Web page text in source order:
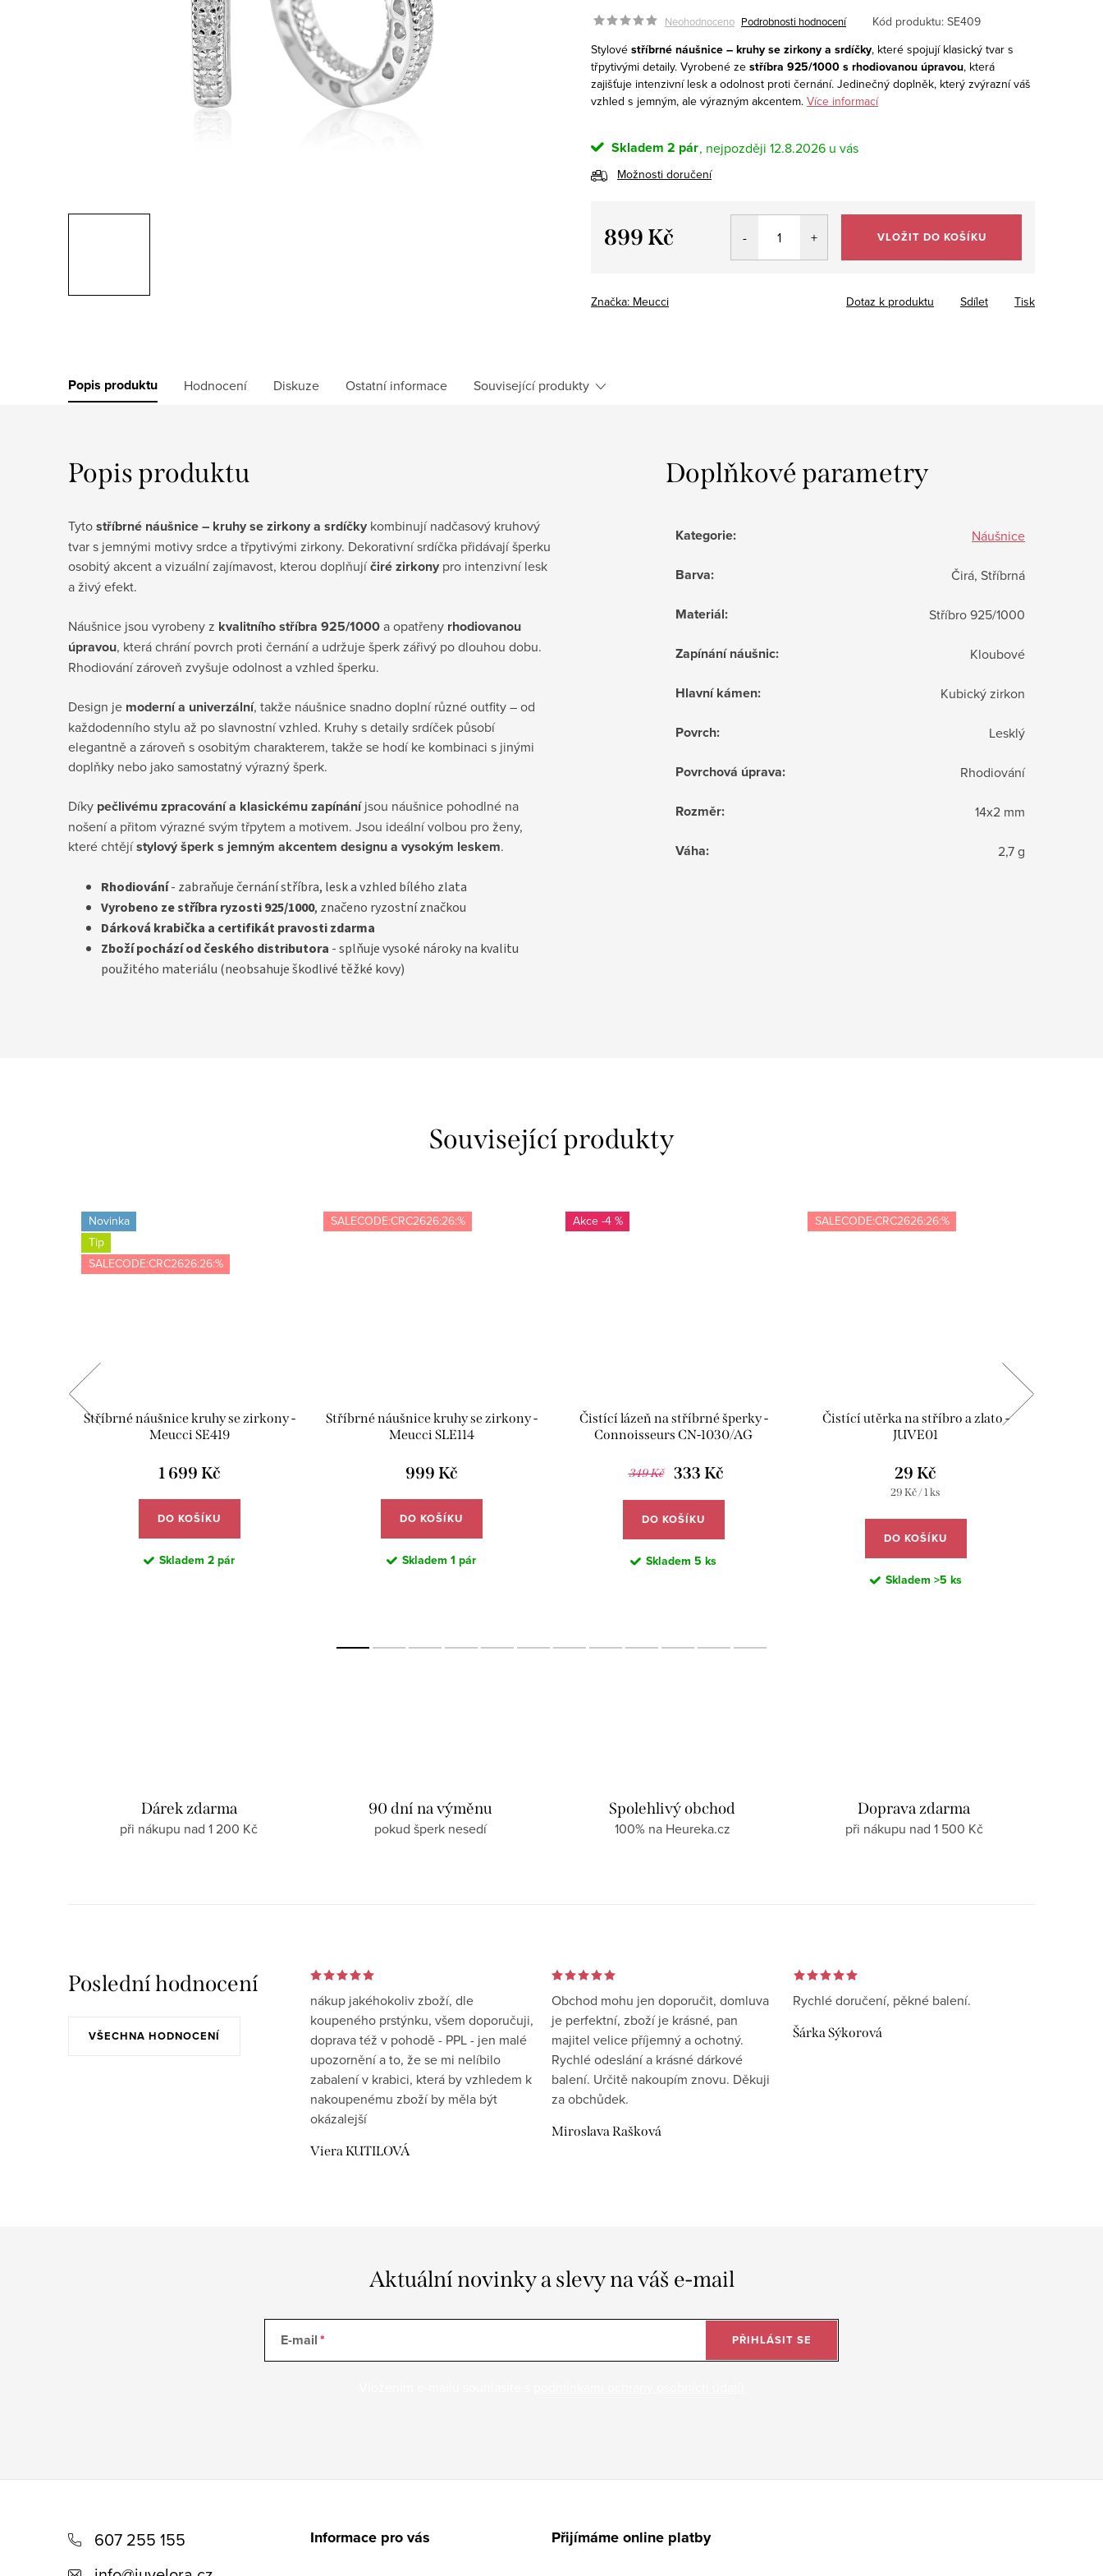
Neohodnoceno Podrobnosti hodnocení Kód produktu: SE409
Stylové stříbrné náušnice – kruhy se zirkony a srdíčky, které spojují klasický tvar s
třpytivými detaily. Vyrobené ze stříbra 925/1000 s rhodiovanou úpravou, která
zajišťuje intenzivní lesk a odolnost proti černání. Jedinečný doplněk, který zvýrazní váš
vzhled s jemným, ale výrazným akcentem. Více informací
Skladem 2 pár 12.8.2026
Možnosti doručení
899 Kč VLOŽIT DO KOŠÍKU
Značka: Meucci Tisk
Dotaz k produktu Sdílet
Popis produktu Hodnocení Diskuze Ostatní informace Související produkty
Popis produktu
Tytostříbrné náušnice – kruhy se zirkony a srdíčky kombinují nadčasový kruhový
tvar s jemnými motivy srdce a třpytivými zirkony. Dekorativní srdíčka přidávají šperku
osobitý akcent a vizuální zajímavost, kterou doplňujíčiré zirkony pro intenzivní lesk
a živý efekt.
Náušnice jsou vyrobeny z kvalitního stříbra 925/1000a opatřeny rhodiovanou
úpravou, která chrání povrch proti černání a udržuje šperk zářivý po dlouhou dobu.
Rhodiování zároveň zvyšuje odolnost a vzhled šperku.
Design je moderní a univerzální, takže náušnice snadno doplní různé outfity – od
každodenního stylu až po slavnostní vzhled. Kruhy s detaily srdíček působí
elegantně a zároveň s osobitým charakterem, takže se hodí ke kombinaci s jinými
doplňky nebo jako samostatný výrazný šperk.
Díky pečlivému zpracování a klasickému zapínáníjsou náušnice pohodlné na
nošení a přitom výrazné svým třpytem a motivem. Jsou ideální volbou pro ženy,
které chtějístylový šperk s jemným akcentem designu a vysokým leskem.
Rhodiování- zabraňuje černání stříbra, lesk a vzhled bílého zlata
Vyrobeno ze stříbra ryzosti 925/1000, značeno ryzostní značkou
Dárková krabička a certifikát pravostizdarma
Zboží pochází od českého distributora - splňuje vysoké nároky na kvalitu
použitého materiálu (neobsahuje škodlivé těžké kovy)
Doplňkové parametry
Kategorie: Náušnice
Barva: Čirá, Stříbrná
Materiál: Stříbro 925/1000
Zapínání náušnic: Kloubové
Hlavní kámen: Kubický zirkon
Povrch: Lesklý
Povrchová úprava: Rhodiování
Rozměr: 14x2 mm
Váha: 2,7 g
Související produkty
Novinka
Tip
SALECODE:CRC2626:26:%
Stříbrné náušnice kruhy se zirkony -
Meucci SE419
1 699 Kč
DO KOŠÍKU
Skladem 2 pár
SALECODE:CRC2626:26:%
Stříbrné náušnice kruhy se zirkony -
Meucci SLE114
999 Kč
DO KOŠÍKU
Skladem 1 pár
-4 %
Čistící lázeň na stříbrné šperky -
Connoisseurs CN-1030/AG
349 Kč 333 Kč
DO KOŠÍKU
Skladem 5 ks
SALECODE:CRC2626:26:%
Čistící utěrka na stříbro a zlato -
JUVE01
29 Kč
Měrná
29 Kč / 1 ks
DO KOŠÍKU
Skladem >5 ks
Dárek zdarma
při nákupu nad 1 200 Kč
90 dní na výměnu
pokud šperk nesedí
Spolehlivý obchod
100% na Heureka.cz
Doprava zdarma
při nákupu nad 1 500 Kč
Poslední hodnocení
VŠECHNA HODNOCENÍ
nákup jakéhokoliv zboží, dle
koupeného prstýnku, všem doporučuji,
doprava též v pohodě - PPL - jen malé
upozornění a to, že se mi nelíbilo
zabalení v krabici, která by vzhledem k
nakoupenému zboží by měla být
okázalejší
Viera KUTILOVÁ
Obchod mohu jen doporučit, domluva
je perfektní, zboží je krásné, pan
majitel velice příjemný a ochotný.
Rychlé odeslání a krásné dárkové
balení. Určitě nakoupím znovu. Děkuji
za obchůdek.
Miroslava Rašková
Rychlé doručení, pěkné balení.
Šárka Sýkorová
Aktuální novinky a slevy na váš e-mail
E-mail PŘIHLÁSIT SE
607 255 155
Informace pro vás Přijímáme online platby